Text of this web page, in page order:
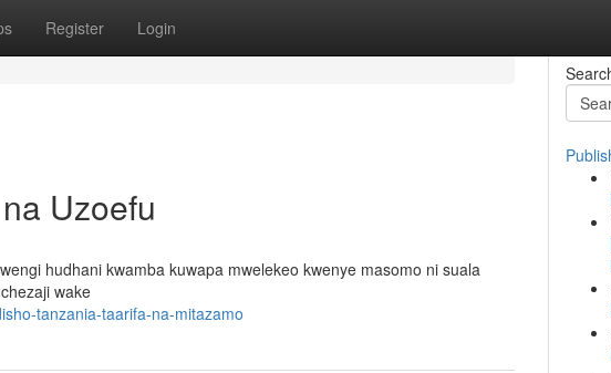
Register Login
Uzoefu
hudhani kwamba kuwapa mwelekeo kwenye masomo ni suala
wake
tanzania-taarifa-na-mitazamo